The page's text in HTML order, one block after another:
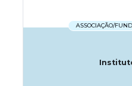
ASSOCIAÇÃO/